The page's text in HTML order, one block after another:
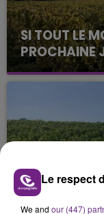
SI TOUT LE
PROCHAINE
La vendange
août dans la
Le respect
We and our (447)